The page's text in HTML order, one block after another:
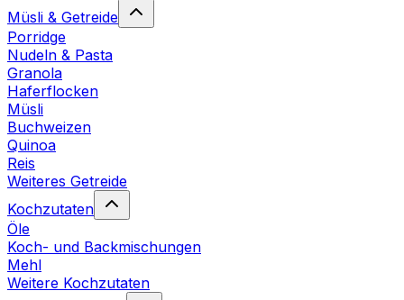
Müsli & Getreide
Porridge
Nudeln & Pasta
Granola
Haferflocken
Müsli
Buchweizen
Quinoa
Reis
Weiteres Getreide
Kochzutaten
Öle
Koch- und Backmischungen
Mehl
Weitere Kochzutaten